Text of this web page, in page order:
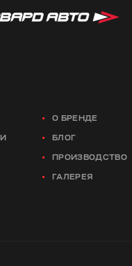
О БРЕНДЕ
БЛОГ
ПРОИЗВОДСТВО
ГАЛЕРЕЯ